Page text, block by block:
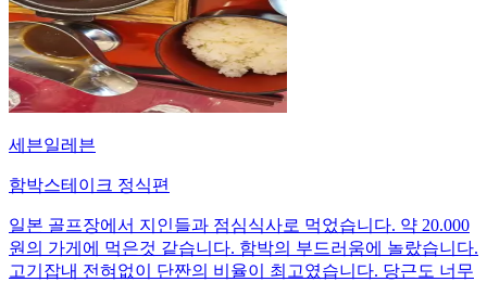
세븐일레븐
함박스테이크 정식편
일본 골프장에서 지인들과 점심식사로 먹었습니다. 약 20.000
원의 가게에 먹은것 같습니다. 함박의 부드러움에 놀랐습니다.
고기잡내 전혀없이 단짠의 비율이 최고였습니다. 당근도 너무